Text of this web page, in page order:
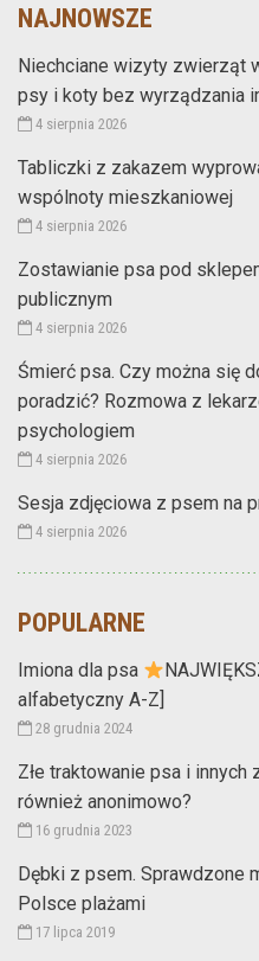
NAJNOWSZE
Niechciane wizyty zwierząt
psy i koty bez wyrządzania
4 sierpnia 2026
Tabliczki z zakazem
wspólnoty mieszkaniowej
4 sierpnia 2026
Zostawianie psa pod
publicznym
4 sierpnia 2026
Śmierć psa. Czy można się
poradzić? Rozmowa z
psychologiem
4 sierpnia 2026
Sesja zdjęciowa z psem na
4 sierpnia 2026
POPULARNE
Imiona dla psa
alfabetyczny A-Z]
28 grudnia 2024
Złe traktowanie psa i
również anonimowo?
16 grudnia 2023
Dębki z psem. Sprawdzone
Polsce plażami
17 lipca 2019